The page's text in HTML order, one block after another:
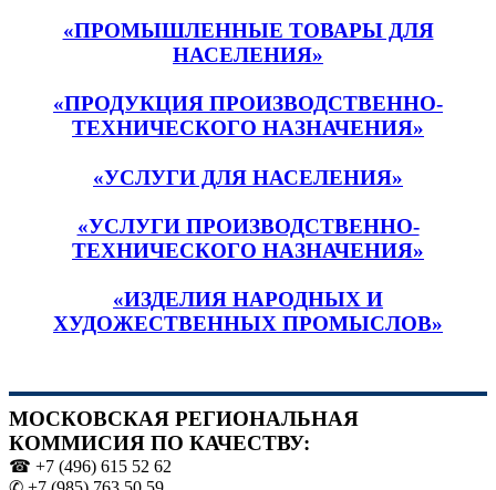
«ПРОМЫШЛЕННЫЕ ТОВАРЫ ДЛЯ
НАСЕЛЕНИЯ»
«ПРОДУКЦИЯ ПРОИЗВОДСТВЕННО-
ТЕХНИЧЕСКОГО НАЗНАЧЕНИЯ»
«УСЛУГИ ДЛЯ НАСЕЛЕНИЯ»
«УСЛУГИ ПРОИЗВОДСТВЕННО-
ТЕХНИЧЕСКОГО НАЗНАЧЕНИЯ»
«ИЗДЕЛИЯ НАРОДНЫХ И
ХУДОЖЕСТВЕННЫХ ПРОМЫСЛОВ»
МОСКОВСКАЯ РЕГИОНАЛЬНАЯ
КОММИСИЯ ПО КАЧЕСТВУ:
☎ +7 (496) 615 52 62